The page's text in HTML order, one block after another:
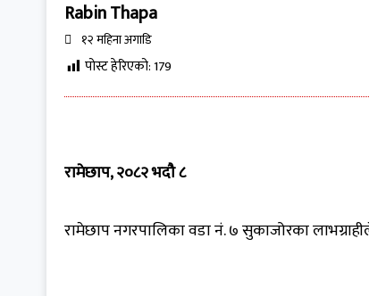
Rabin Thapa
१२ महिना अगाडि
पोस्ट हेरिएको:179
रामेछाप, २०८२ भदौ ८
रामेछाप नगरपालिका वडा नं. ७ सुकाजोरका